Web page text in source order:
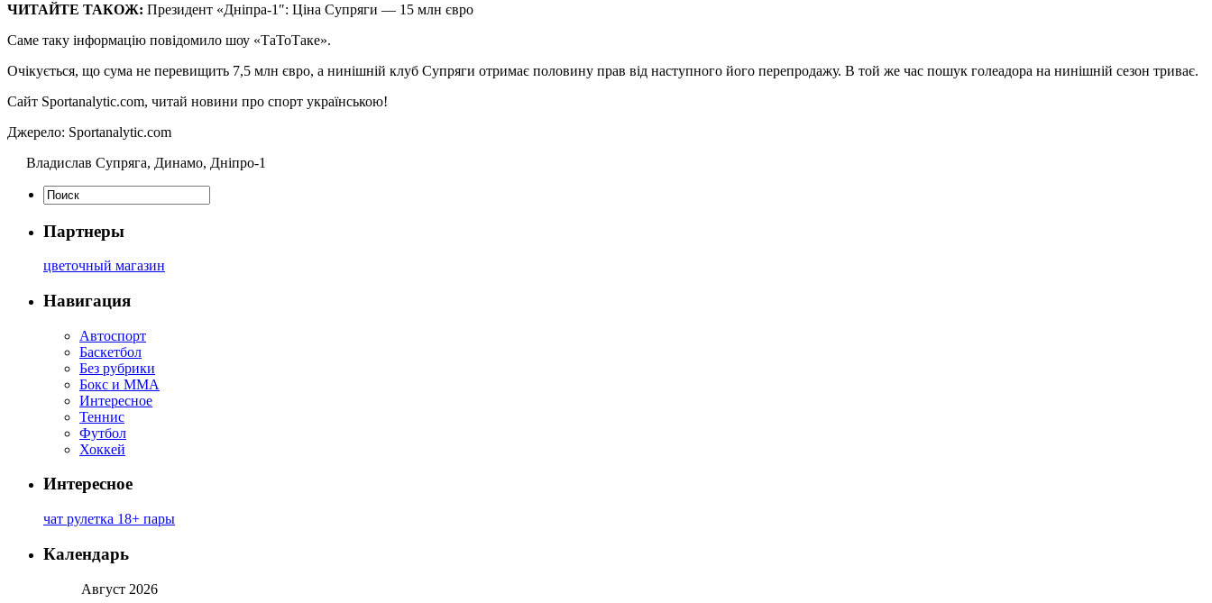
ЧИТАЙТЕ ТАКОЖ: Президент «Дніпра-1″: Ціна Супряги — 15 млн євро
Саме таку інформацію повідомило шоу «ТаТоТаке».
Очікується, що сума не перевищить 7,5 млн євро, а нинішній клуб Супряги отримає половину прав від наступного його перепродажу. В той же час пошук голеадора на нинішній сезон триває.
Сайт Sportanalytic.com, читай новини про спорт українською!
Джерело: Sportanalytic.com
Владислав Супряга, Динамо, Дніпро-1
Партнеры
цветочный магазин
Навигация
Автоспорт
Баскетбол
Без рубрики
Бокс и ММА
Интересное
Теннис
Футбол
Хоккей
Интересное
чат рулетка 18+ пары
Календарь
Август 2026